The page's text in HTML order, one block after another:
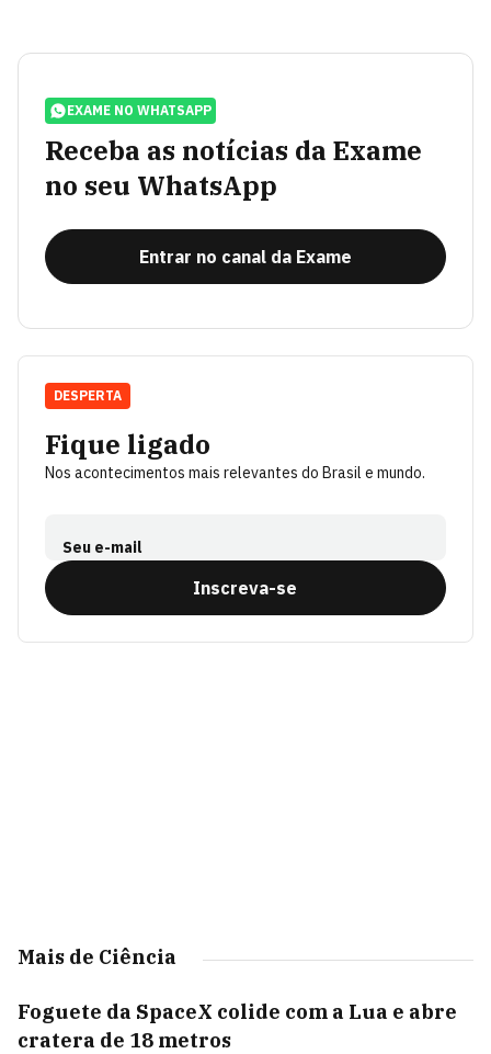
EXAME NO WHATSAPP
Receba as notícias da Exame
no seu WhatsApp
Entrar no canal da Exame
Fique ligado
Nos acontecimentos mais relevantes do Brasil e mundo.
Seu e-mail
Inscreva-se
DESPERTA
Mais de Ciência
Foguete da SpaceX colide com a Lua e abre
cratera de 18 metros